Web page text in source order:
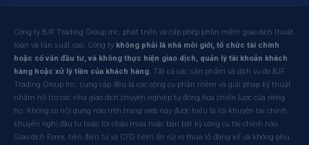
Công ty BJF Trading Group Inc. phát triển và cấp phép phần mềm giao dịch thuật
toán và tần suất cao. Công ty không phải là nhà môi giới, tổ chức tài chính
hoặc cố vấn đầu tư, và không thực hiện giao dịch, quản lý tài khoản khách
hàng hoặc xử lý tiền của khách hàng. Tất cả các sản phẩm và dịch vụ do BJF
Trading Group Inc. cung cấp đều là các công cụ phần mềm và giải pháp kỹ thuật
nhằm hỗ trợ các nhà giao dịch chuyên nghiệp tự động hóa chiến lược của riêng
họ. Không có nội dung nào trên trang web này được hiểu là lời khuyên tài chính,
khuyến nghị đầu tư hoặc lời chào mua hoặc bán bất kỳ công cụ tài chính nào.
Giao dịch Forex, tiền điện tử và CFD tiềm ẩn rủi ro thua lỗ đáng kể và không phù